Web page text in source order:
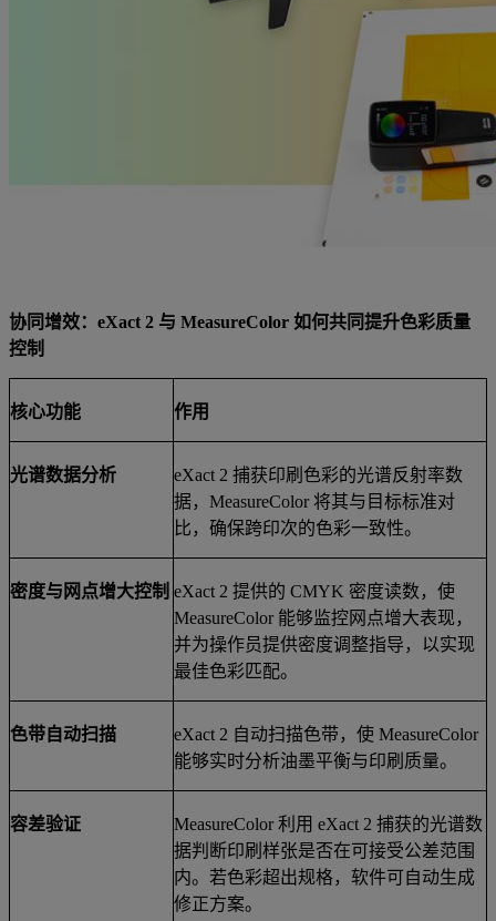
协同增效： eXact 2 与 MeasureColor 如何共同提升色彩质量
控制
核心功能 作用
光谱数据分析 eXact 2 捕获印刷色彩的光谱反射率数
据， MeasureColor将其与目标标准对
比，确保跨印次的色彩一致性。
密度与网点增大控制 eXact 2 提供的 CMYK 密度读数，使
MeasureColor 能够监控网点增大表现，
并为操作员提供密度调整指导，以实现
最佳色彩匹配。
色带自动扫描 eXact 2 自动扫描色带，使 MeasureColor
能够实时分析油墨平衡与印刷质量。
容差验证 MeasureColor利用 eXact 2 捕获的光谱数
据判断印刷样张是否在可接受公差范围
内。若色彩超出规格，软件可自动生成
修正方案。